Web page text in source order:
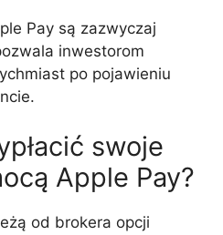
Pay są zazwyczaj
inwestorom
po pojawieniu
swoje
Apple Pay?
od brokera opcji